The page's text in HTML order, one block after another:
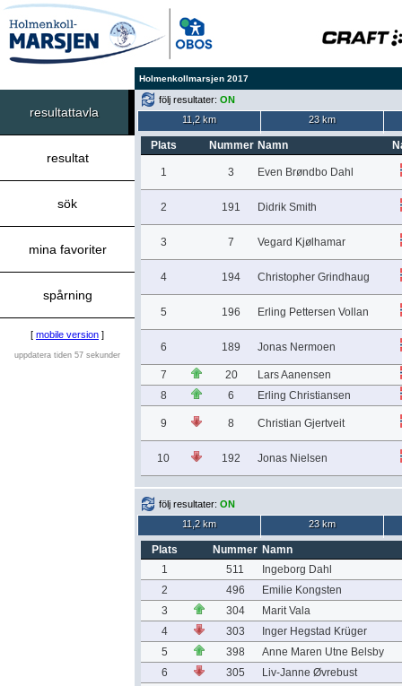
Holmenkollmarsjen 2017
resultattavla
resultat
sök
mina favoriter
spårning
[ mobile version ]
uppdatera tiden 57 sekunder
följ resultater: ON
11,2 km
23 km
Plats Nummer Namn
1 3 Even Brøndbo Dahl
2 191 Didrik Smith
3 7 Vegard Kjølhamar
4 194 Christopher Grindhaug
5 196 Erling Pettersen Vollan
6 189 Jonas Nermoen
7 20
Lars Aanensen
8
6 Erling Christiansen
9 8 Christian Gjertveit
10 192 Jonas Nielsen
följ resultater: ON
11,2 km
23 km
Plats Nummer Namn
1
511
Ingeborg Dahl
2
496
Emilie Kongsten
3
304
Marit Vala
4
303
Inger Hegstad Krüger
5
398
Anne Maren Utne Belsby
6
305
Liv-Janne Øvrebust